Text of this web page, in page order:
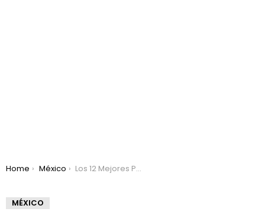
You are here:
Home México Los 12 Mejores Paisajes De Chiapas Que Tienes Que Visitar
MÉXICO